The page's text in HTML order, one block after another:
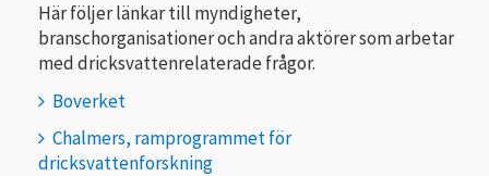
Här följer länkar till myndigheter,
branschorganisationer och andra aktörer som arbetar
med dricksvattenrelaterade frågor.
Boverket
Chalmers, ramprogrammet för
dricksvattenforskning